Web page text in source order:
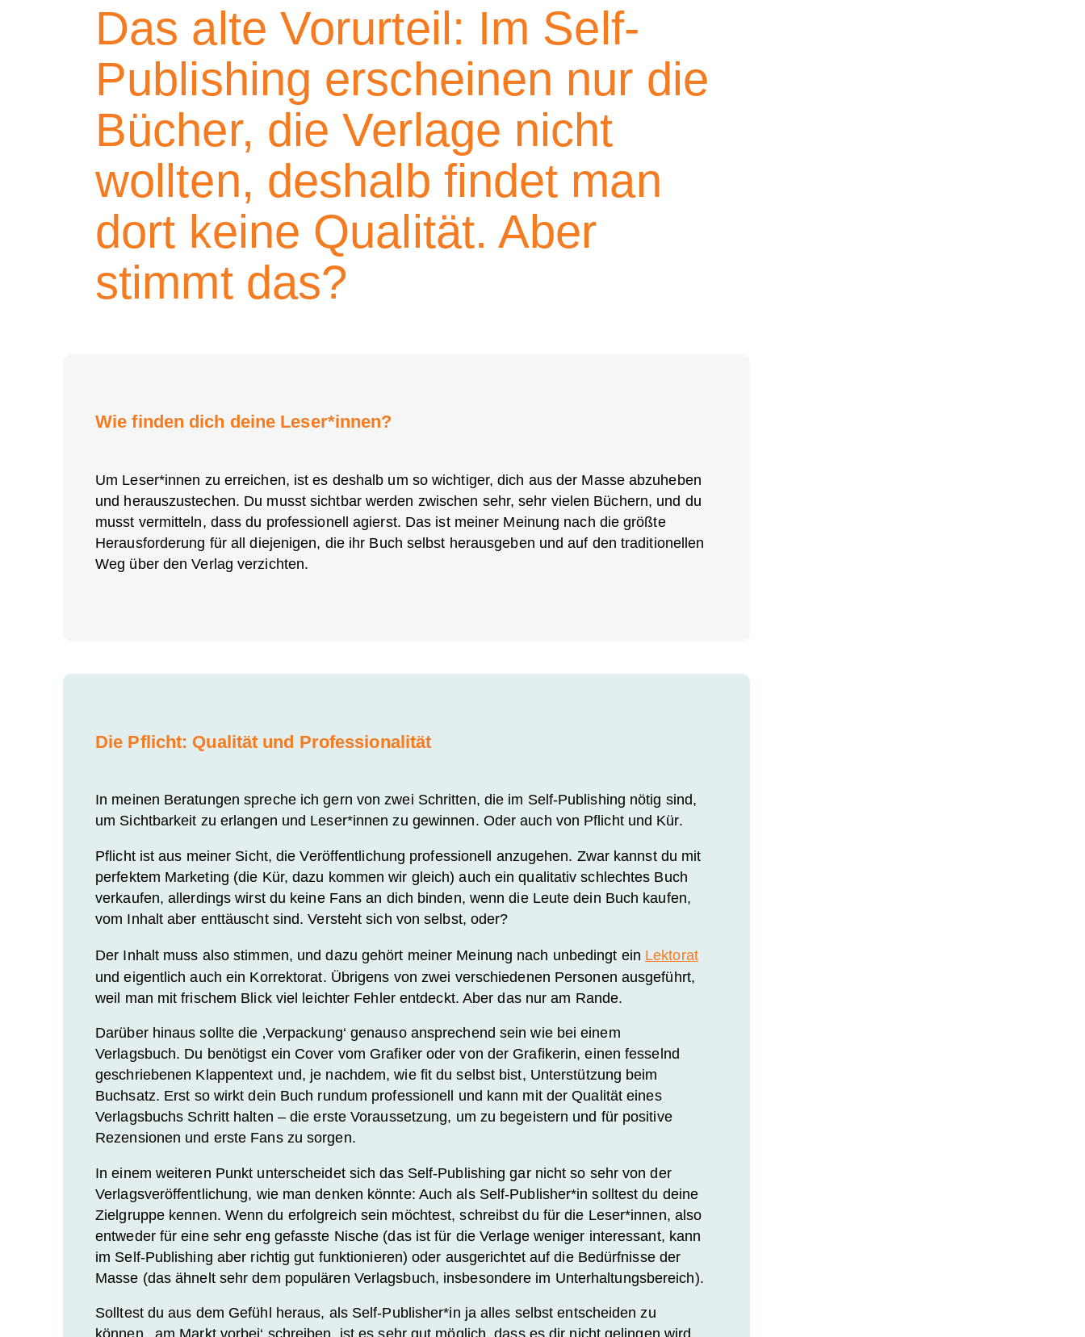
Das alte Vorurteil: Im Self-
Publishing erscheinen nur die
Bücher, die Verlage nicht
wollten, deshalb findet man
dort keine Qualität. Aber
stimmt das?
Wie finden dich deine Leser*innen?
Um Leser*innen zu erreichen, ist es deshalb um so wichtiger, dich aus der Masse abzuheben
und herauszustechen. Du musst sichtbar werden zwischen sehr, sehr vielen Büchern, und du
musst vermitteln, dass du professionell agierst. Das ist meiner Meinung nach die größte
Herausforderung für all diejenigen, die ihr Buch selbst herausgeben und auf den traditionellen
Weg über den Verlag verzichten.
Die Pflicht: Qualität und Professionalität
In meinen Beratungen spreche ich gern von zwei Schritten, die im Self-Publishing nötig sind,
um Sichtbarkeit zu erlangen und Leser*innen zu gewinnen. Oder auch von Pflicht und Kür.
Pflicht ist aus meiner Sicht, die Veröffentlichung professionell anzugehen. Zwar kannst du mit
perfektem Marketing (die Kür, dazu kommen wir gleich) auch ein qualitativ schlechtes Buch
verkaufen, allerdings wirst du keine Fans an dich binden, wenn die Leute dein Buch kaufen,
vom Inhalt aber enttäuscht sind. Versteht sich von selbst, oder?
Der Inhalt muss also stimmen, und dazu gehört meiner Meinung nach unbedingt ein Lektorat
und eigentlich auch ein Korrektorat. Übrigens von zwei verschiedenen Personen ausgeführt,
weil man mit frischem Blick viel leichter Fehler entdeckt. Aber das nur am Rande.
Darüber hinaus sollte die ‚Verpackung‘ genauso ansprechend sein wie bei einem
Verlagsbuch. Du benötigst ein Cover vom Grafiker oder von der Grafikerin, einen fesselnd
geschriebenen Klappentext und, je nachdem, wie fit du selbst bist, Unterstützung beim
Buchsatz. Erst so wirkt dein Buch rundum professionell und kann mit der Qualität eines
Verlagsbuchs Schritt halten – die erste Voraussetzung, um zu begeistern und für positive
Rezensionen und erste Fans zu sorgen.
In einem weiteren Punkt unterscheidet sich das Self-Publishing gar nicht so sehr von der
Verlagsveröffentlichung, wie man denken könnte: Auch als Self-Publisher*in solltest du deine
Zielgruppe kennen. Wenn du erfolgreich sein möchtest, schreibst du für die Leser*innen, also
entweder für eine sehr eng gefasste Nische (das ist für die Verlage weniger interessant, kann
im Self-Publishing aber richtig gut funktionieren) oder ausgerichtet auf die Bedürfnisse der
Masse (das ähnelt sehr dem populären Verlagsbuch, insbesondere im Unterhaltungsbereich).
Solltest du aus dem Gefühl heraus, als Self-Publisher*in ja alles selbst entscheiden zu